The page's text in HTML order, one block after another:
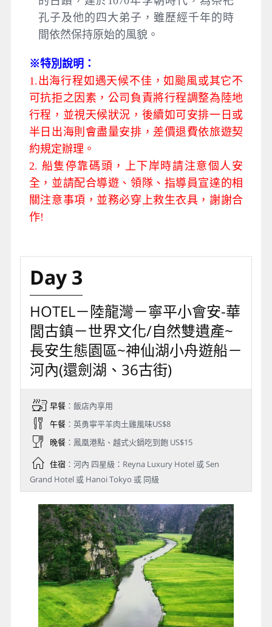
孔子及他的四大弟子，雖歷經千年的時
間依然保持原始的風貌。
※特別說明：
1.出海行程如遇天候不佳，如颱風或其它不
可抗拒之因素，公司負責將行程調整為陸地
行程，並視天候狀況，後續如可安排一日或
半日出海則會盡量安排，差價退費依旅遊契
約規定辦理。
2. 船隻停靠碼頭，上下岸時請注意個人安
全，並請配合導遊、領隊、指導員宣達的相
關注意事項，並務必穿上救生衣具，謝謝合
作!
Day 3
HOTEL－陸龍灣－寧平小會安-華
閭古鎮－世界文化/自然雙遺產~
長安生態園區~神仙湖小舟遊船－
河內(還劍湖、36古街)
早餐：飯店內享用
午餐：英勇寧平羊肉土雞風味US$8
晚餐：鳳凰港點、越式火鍋吃到飽 US$15
住宿：河內 四星級：Reyna Luxury Hotel 或 Sen
Grand Hotel 或 Hanoi Tokyo 或 同級